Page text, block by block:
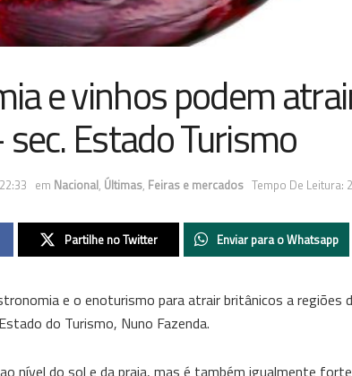
e vinhos podem
Estado Turismo
em Nacional, Últimas, Feiras e mercados Tempo De Leitura:
Partilhe no Twitter Enviar para o Whatsapp
e o enoturismo para atrair britânicos a
do Turismo, Nuno Fazenda.
nível do sol e da praia, mas é também igualmente